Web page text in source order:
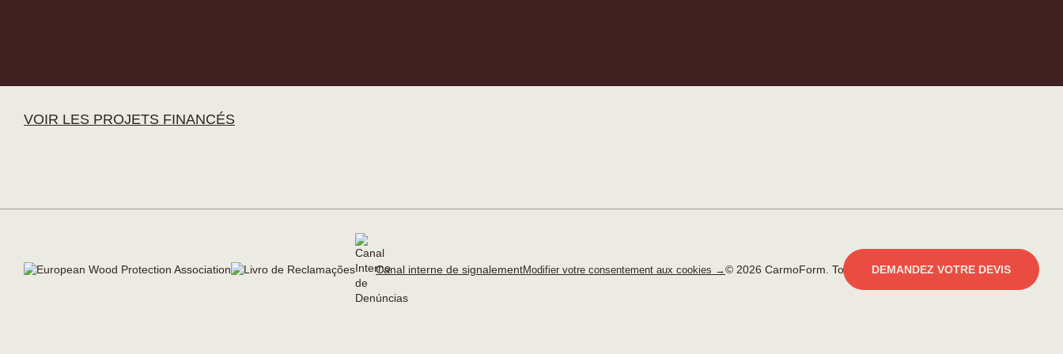
DEMANDEZ VOTRE DEVIS
VOIR LES PROJETS FINANCÉS
Canal interne de signalementModifier votre consentement aux cookies →© 2026 CarmoForm. Tous droits réservés. réalisé par KOBU